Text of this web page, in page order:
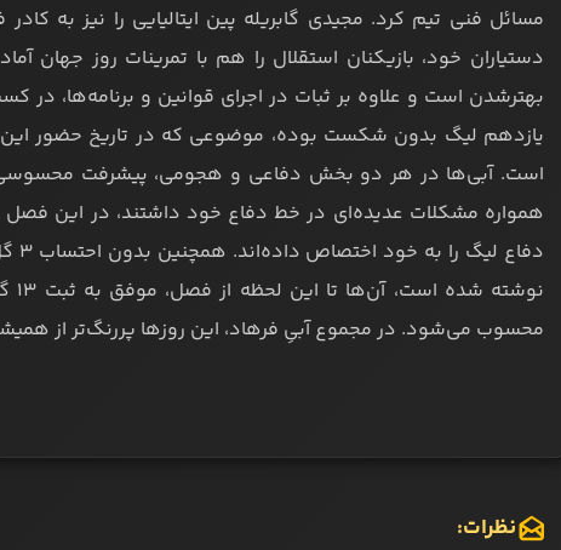
مسائل فنی تیم کرد. مجیدی گابریله پین ایتالیایی را نیز به
دستیاران خود، بازیکنان استقلال را هم با تمرینات روز جهان
بهترشدن است و علاوه بر ثبات در اجرای قوانین و برنامه‌ها، در
یازدهم لیگ بدون شکست بوده، موضوعی که در تاریخ حضور این
است. آبی‌ها در هر دو بخش دفاعی و هجومی، پیشرفت
محسوب می‌شود. در مجموع آبیِ فرهاد، این روزها پررنگ‌تر از
نظرات: